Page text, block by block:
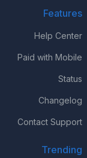
Features
Help Center
Paid with Mobile
Status
Changelog
Contact Support
Trending